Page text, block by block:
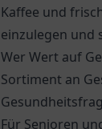
Kaffee und
einzulegen und
Wer Wert auf
Sortiment an
Für Senioren